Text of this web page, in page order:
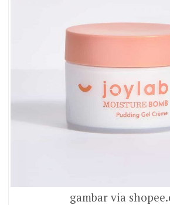
gambar via